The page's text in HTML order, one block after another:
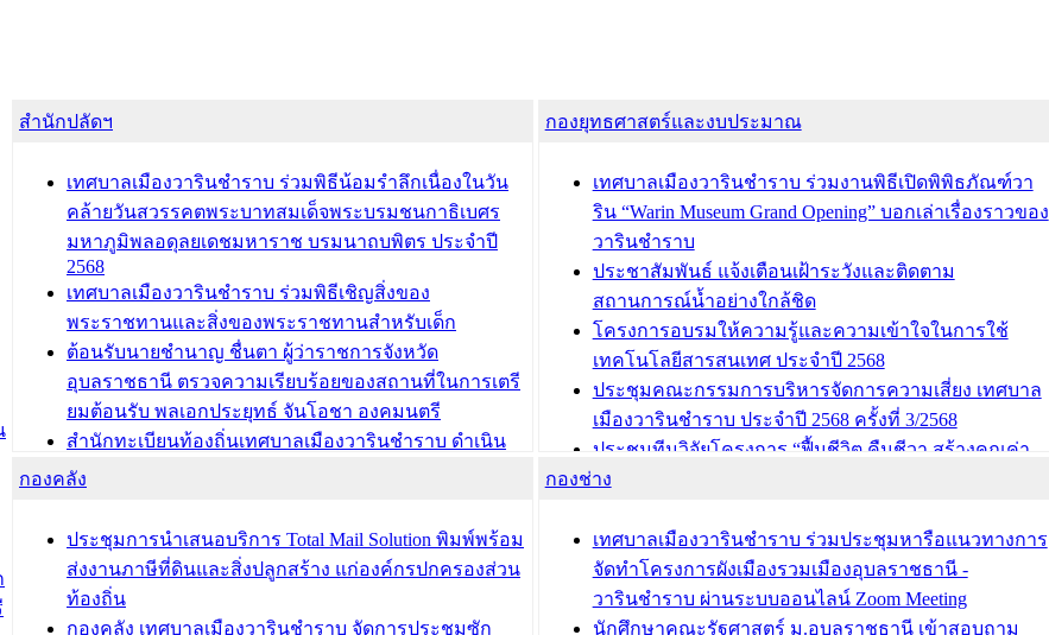
สำนักปลัดฯ
เทศบาลเมืองวารินชำราบ ร่วมพิธีน้อมรำลึกเนื่องในวัน
คล้ายวันสวรรคตพระบาทสมเด็จพระบรมชนกาธิเบศร
มหาภูมิพลอดุลยเดชมหาราช บรมนาถบพิตร ประจำปี
2568
เทศบาลเมืองวารินชำราบ ร่วมพิธีเชิญสิ่งของ
พระราชทานและสิ่งของพระราชทานสำหรับเด็ก
ต้อนรับนายชำนาญ ชื่นตา ผู้ว่าราชการจังหวัด
อุบลราชธานี ตรวจความเรียบร้อยของสถานที่ในการเตรี
ยมต้อนรับ พลเอกประยุทธ์ จันโอชา องคมนตรี
สำนักทะเบียนท้องถิ่นเทศบาลเมืองวารินชำราบ ดำเนิน
การมอบทะเบียนบ้าน ทร.14 และบัตรประจำตัวประชาชน
บ้าน (ท.ร.14) กรณีคนไม่มีสัญชาติไทยได้รับอนุญาตให้มี
ถิ่นที่อยู่
ประชุมคณะกรรมการประเมินผลการควบคุมภายในของ
สำนัก/กอง/โรงเรียน/ศูนย์พัฒนาเด็กเล็ก/สถานธนานุบาล
กองยุทธศาสตร์และงบประมาณ
เทศบาลเมืองวารินชำราบ ร่วมงานพิธีเปิดพิพิธภัณฑ์วา
ริน “Warin Museum Grand Opening” บอกเล่าเรื่องราวของ
วารินชำราบ
ประชาสัมพันธ์ แจ้งเตือนเฝ้าระวังและติดตาม
สถานการณ์น้ำอย่างใกล้ชิด
โครงการอบรมให้ความรู้และความเข้าใจในการใช้
เทคโนโลยีสารสนเทศ ประจำปี 2568
ประชุมคณะกรรมการบริหารจัดการความเสี่ยง เทศบาล
เมืองวารินชำราบ ประจำปี 2568 ครั้งที่ 3/2568
ประชุมทีมวิจัยโครงการ “ฟื้นชีวิต คืนชีวา สร้างคุณค่า
เมืองวาริน” เพื่อร่วมขับเคลื่อนเมืองวารินชำราบให้เป็น
บทความ อื่นๆ ...
กองคลัง
ประชุมการนำเสนอบริการ Total Mail Solution พิมพ์พร้อม
ส่งงานภาษีที่ดินและสิ่งปลูกสร้าง แก่องค์กรปกครองส่วน
ท้องถิ่น
กองคลัง เทศบาลเมืองวารินชำราบ จัดการประชุมซัก
กองช่าง
เทศบาลเมืองวารินชำราบ ร่วมประชุมหารือแนวทางการ
จัดทำโครงการผังเมืองรวมเมืองอุบลราชธานี -
วารินชำราบ ผ่านระบบออนไลน์ Zoom Meeting
นักศึกษาคณะรัฐศาสตร์ ม.อุบลราชธานี เข้าสอบถาม